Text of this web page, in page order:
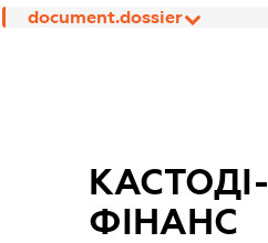
document.dossier
КАСТОДІ-
ФІНАНС